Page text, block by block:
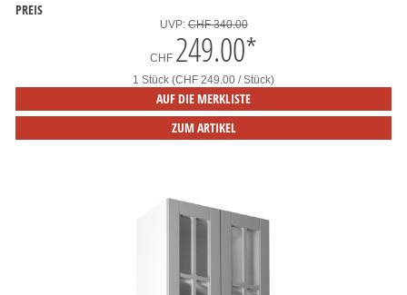
PREIS
UVP:CHF 340.00
CHF 249.00*
1 Stück (CHF 249.00 / Stück)
AUF DIE MERKLISTE
ZUM ARTIKEL